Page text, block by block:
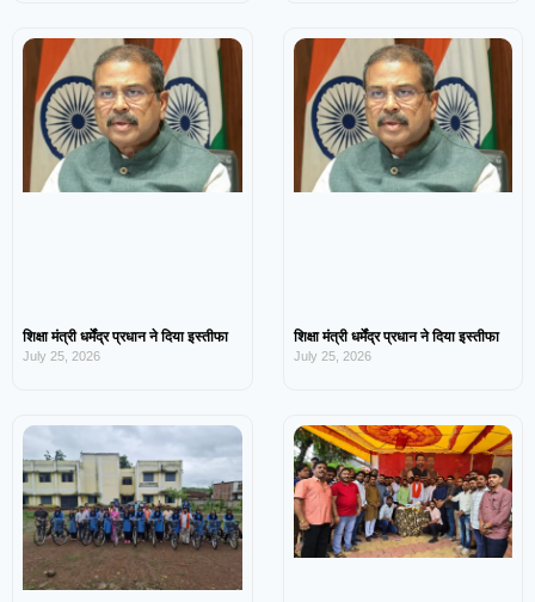
शिक्षा मंत्री धर्मेंद्र प्रधान ने दिया इस्तीफा
July 25, 2026
शिक्षा मंत्री धर्मेंद्र प्रधान ने दिया इस्तीफा
July 25, 2026